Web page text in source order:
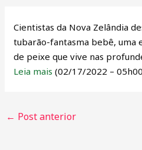
Cientistas da Nova Zelândia
tubarão-fantasma bebê, uma
de peixe que vive nas
Leia mais (02/17/2022 –
← Post anterior